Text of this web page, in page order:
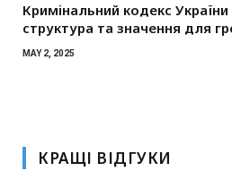
Кримінальний кодекс
структура та значення для
MAY 2, 2025
КРАЩІ ВІДГУКИ